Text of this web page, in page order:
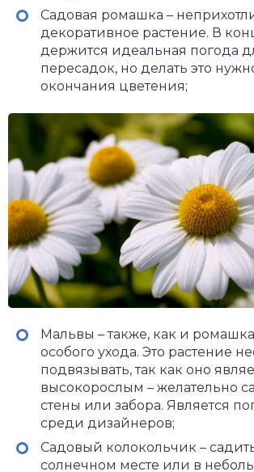
Садовая ромашка –
декоративное растение. В
держится идеальная погода
пересадок, но делать это
окончания цветения;
Мальвы – также, как и
особого ухода. Это растение
подвязывать, так как оно
высокорослым – желательно
стены или забора. Является
среди дизайнеров;
Садовый колокольчик –
солнечном месте или в